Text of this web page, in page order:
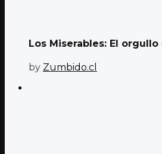
Los Miserables: El
by Zumbido.cl